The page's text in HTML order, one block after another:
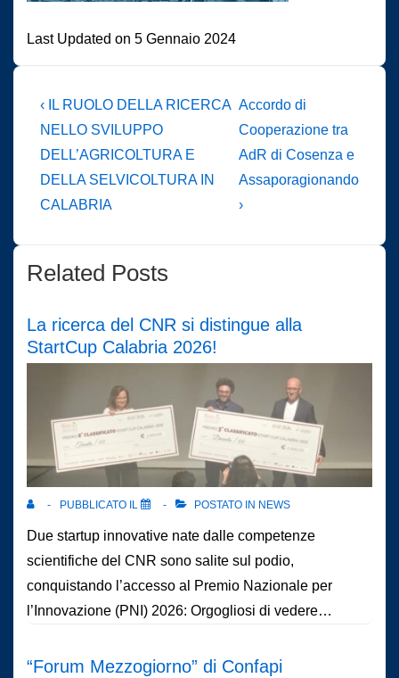
Last Updated on 5 Gennaio 2024
Navigazione
articoli
L'articolo
precedente
è
‹ IL RUOLO DELLA RICERCA
NELLO SVILUPPO
DELL’AGRICOLTURA E
DELLA SELVICOLTURA IN
CALABRIA
Il
prossimo
articolo
è
Accordo di
Cooperazione tra
AdR di Cosenza e
Assaporagionando
›
Related Posts
La ricerca del CNR si distingue alla
StartCup Calabria 2026!
PUBBLICATO IL POSTATO IN NEWS
Due startup innovative nate dalle competenze
scientifiche del CNR sono salite sul podio,
conquistando l’accesso al Premio Nazionale per
l’Innovazione (PNI) 2026: Orgogliosi di vedere…
“Forum Mezzogiorno” di Confapi